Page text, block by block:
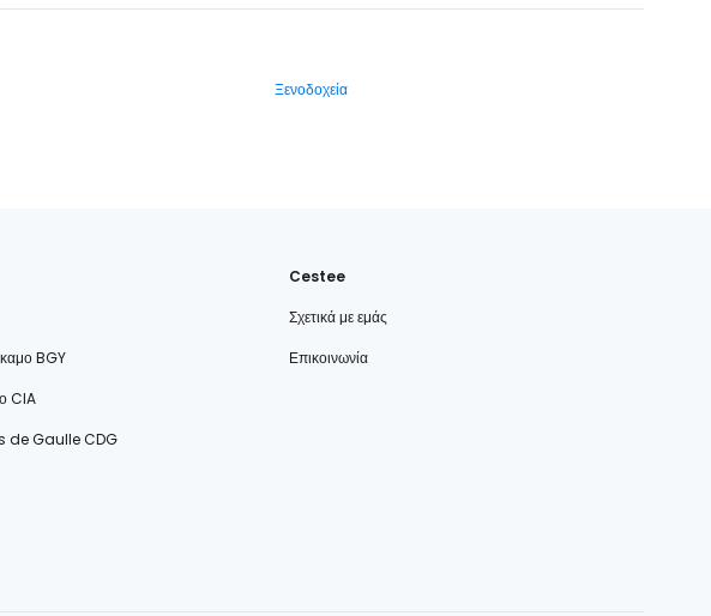
Ξενοδοχεία
BGY
CIA
de Gaulle CDG
Cestee
Σχετικά με εμάς
Επικοινωνία